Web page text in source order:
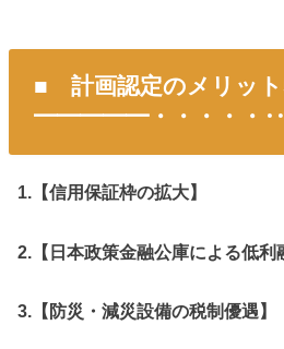
■ 計画認定のメリッ
━━━━━・・・・
1.【信用保証枠の拡大】
2.【日本政策金融公庫による低利
3.【防災・減災設備の税制優遇】